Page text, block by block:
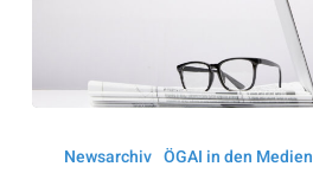
PresseNewsarchiv ÖGAI in den Medien